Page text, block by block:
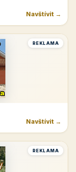
Navštívit →
REKLAMA
Navštívit →
REKLAMA